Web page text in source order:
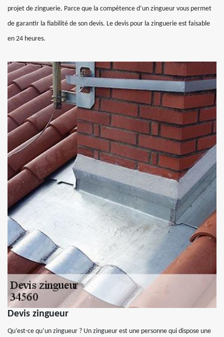
projet de zinguerie. Parce que la compétence d’un zingueur vous permet
de garantir la fiabilité de son devis. Le devis pour la zinguerie est faisable
en 24 heures.
Devis zingueur
Qu’est-ce qu’un zingueur ? Un zingueur est une personne qui dispose une